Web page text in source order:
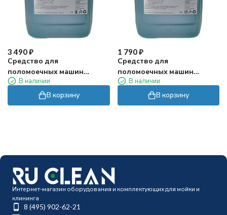
3 490₽
Средство для
поломоечных машин
Custom TRANS F (10л)
В наличии
В корзину
1 790₽
Средство для
поломоечных машин
Custom TRANS F (5л)
В наличии
В корзину
Интернет-магазин оборудования и комплектующих для мойки и
клининга
8 (495) 902-62-21